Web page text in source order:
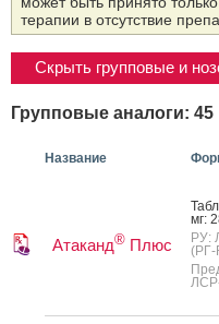
терапии в отсутствие
Скрыть групповые и
Групповые аналоги: 45
Название
Атаканд® Плюс
мг:
РУ:
(РГ-